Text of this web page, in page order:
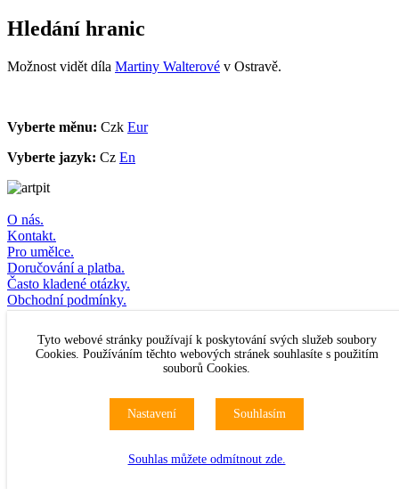
Hledání hranic
Možnost vidět díla Martiny Walterové v Ostravě.
Vyberte měnu: Czk Eur
Vyberte jazyk: Cz En
O nás.
Kontakt.
Pro umělce.
Doručování a platba.
Často kladené otázky.
Obchodní podmínky.
Odstoupení od kupní smlouvy.
Přihlašte se k odběru newsletteru
,fotografie,sklo šperkyamóda.
Všechna práva vyhrazena.
Tyto webové stránky používají k poskytování svých služeb soubory
Cookies. Používáním těchto webových stránek souhlasíte s použitím
souborů Cookies.
Nastavení Souhlasím
Souhlas můžete odmítnout zde.